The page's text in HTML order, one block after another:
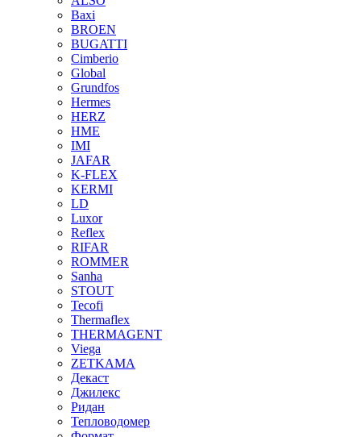
Baxi
BROEN
BUGATTI
Cimberio
Global
Grundfos
Hermes
HERZ
HME
IMI
JAFAR
K-FLEX
KERMI
LD
Luxor
Reflex
RIFAR
ROMMER
Sanha
STOUT
Tecofi
Thermaflex
THERMAGENT
Viega
ZETKAMA
Декаст
Джилекс
Ридан
Тепловодомер